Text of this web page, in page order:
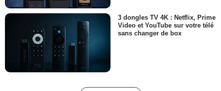
3 dongles TV 4K : Netflix, Prime
Video et YouTube sur votre télé
sans changer de box